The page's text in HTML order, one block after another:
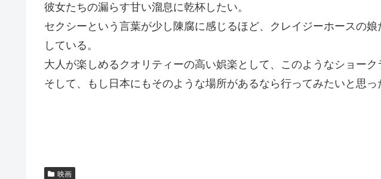
彼女たちの漏らす甘い溜息に乾杯したい。
セクシーという言葉が少し陳腐に感じるほど、クレイジーホースの
している。
大人が楽しめるクオリティーの高い娯楽として、このようなショーク
そして、もし日本にもそのような場所があるなら行ってみたいと思っ
映画